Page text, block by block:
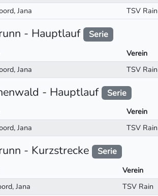
Jana TSV Rain
- Hauptlauf Serie
Verein
Jana TSV Rain
- Hauptlauf Serie
Verein
Jana TSV Rain
- Kurzstrecke Serie
Verein
Jana TSV Rain